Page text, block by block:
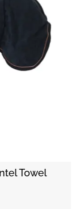
Towel